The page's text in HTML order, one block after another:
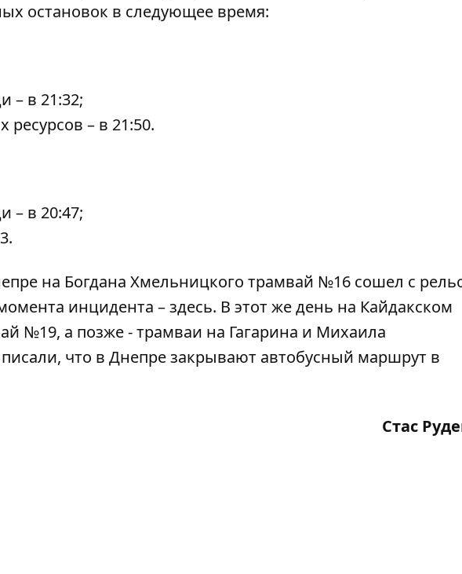
остановок в следующее время:
– в 21:32;
– в 21:50.
– в 20:47;
на Богдана Хмельницкого трамвай №16 сошел с
инцидента –здесь. В этот же день на Кайдакском
№19, а позже -трамваи на Гагарина и Михаила
что в Днепрезакрывают автобусный маршрут в
Стас